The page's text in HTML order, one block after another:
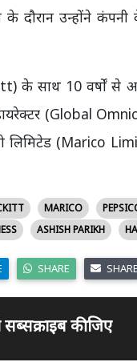
के दौरान उन्होंने
के साथ 10 वर्षों से
(Global
(Marico
MARICO
ASHISH PARIKH
SHARE SHARE
कीजिए